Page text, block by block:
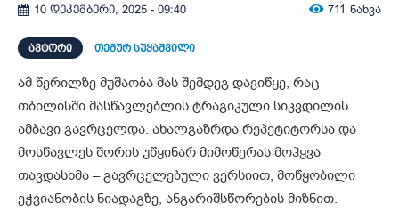
10 დეკემბერი, 2025 - 09:40 711 ნახვა
ᲐᲕᲢᲝᲠᲘ თემურ სუყაშვილი
ამ წერილზე მუშაობა მას შემდეგ დავიწყე, რაც
თბილისში მასწავლებლის ტრაგიკული სიკვდილის
ამბავი გავრცელდა. ახალგაზრდა რეპეტიტორსა და
მოსწავლეს შორის უწყინარ მიმოწერას მოჰყვა
თავდასხმა – გავრცელებული ვერსიით, მოწყობილი
ეჭვიანობის ნიადაგზე, ანგარიშსწორების მიზნით.